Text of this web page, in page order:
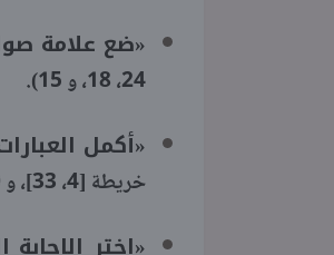
«ضع علامة
24، 18، و 15).
«أكمل
خريطة [4، 33]، و 70 عبارة إكمال متفرقة [20، 43، 50، 3]).